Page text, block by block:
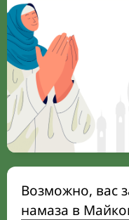
Возможно, вас
намаза в